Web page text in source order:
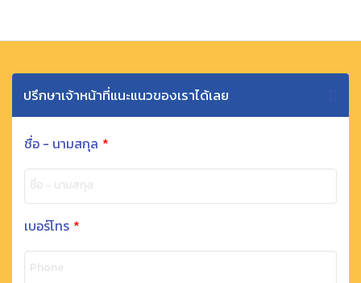
ปรึกษาเจ้าหน้าที่แนะแนวของเราได้เลย
ชื่อ - นามสกุล *
ชื่อ - นามสกุล
เบอร์โทร *
Phone